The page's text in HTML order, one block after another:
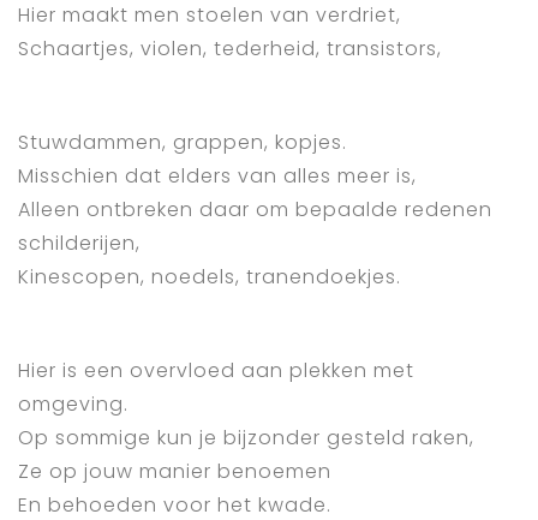
Hier maakt men stoelen van verdriet,
Schaartjes, violen, tederheid, transistors,
Stuwdammen, grappen, kopjes.
Misschien dat elders van alles meer is,
Alleen ontbreken daar om bepaalde redenen
schilderijen,
Kinescopen, noedels, tranendoekjes.
Hier is een overvloed aan plekken met
omgeving.
Op sommige kun je bijzonder gesteld raken,
Ze op jouw manier benoemen
En behoeden voor het kwade.